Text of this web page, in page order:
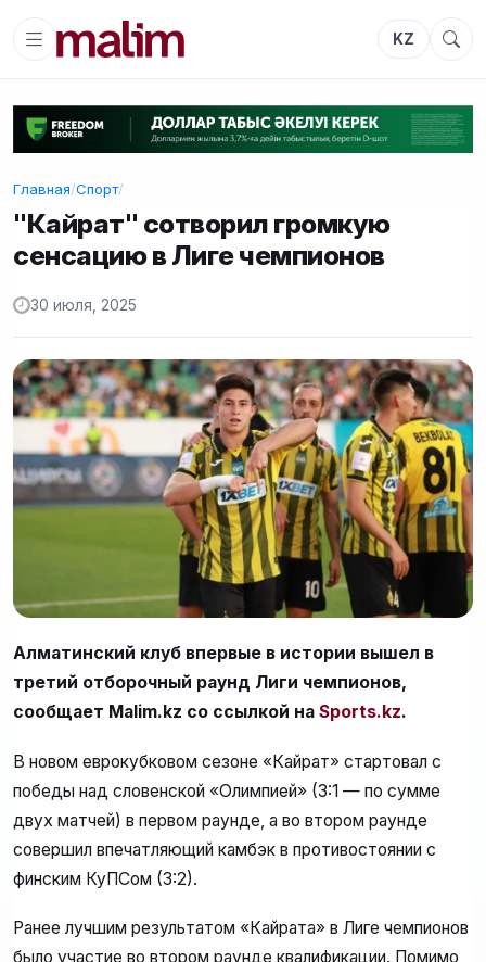
KZ
Главная/Спорт/
"Кайрат" сотворил громкую
сенсацию в Лиге чемпионов
30 июля, 2025
Алматинский клуб впервые в истории вышел в
третий отборочный раунд Лиги чемпионов,
сообщает Malim.kz со ссылкой на Sports.kz.
В новом еврокубковом сезоне «Кайрат» стартовал с
победы над словенской «Олимпией» (3:1 — по сумме
двух матчей) в первом раунде, а во втором раунде
совершил впечатляющий камбэк в противостоянии с
финским КуПСом (3:2).
Ранее лучшим результатом «Кайрата» в Лиге чемпионов
было участие во втором раунде квалификации. Помимо